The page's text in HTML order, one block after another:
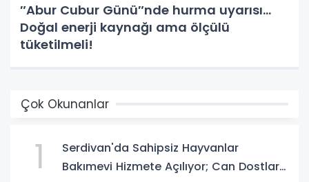
″Abur Cubur Günü″nde hurma uyarısı...
Doğal enerji kaynağı ama ölçülü
tüketilmeli!
Çok Okunanlar
1
Serdivan'da Sahipsiz Hayvanlar
Bakımevi Hizmete Açılıyor; Can Dostlara